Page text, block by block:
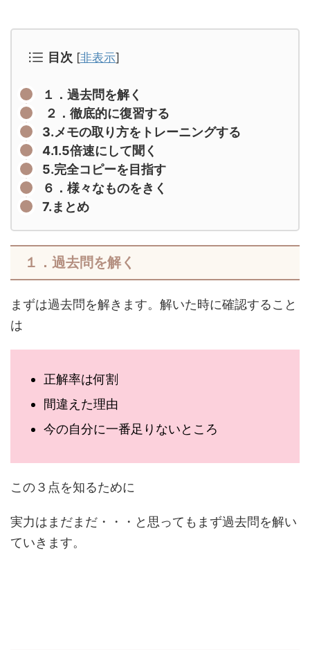
目次 [非表示]
１．過去問を解く
２．徹底的に復習する
3.メモの取り方をトレーニングする
4.1.5倍速にして聞く
5.完全コピーを目指す
６．様々なものをきく
7.まとめ
１．過去問を解く
まずは過去問を解きます。解いた時に確認すること
は
正解率は何割
間違えた理由
今の自分に一番足りないところ
この３点を知るために
実力はまだまだ・・・と思ってもまず過去問を解い
ていきます。